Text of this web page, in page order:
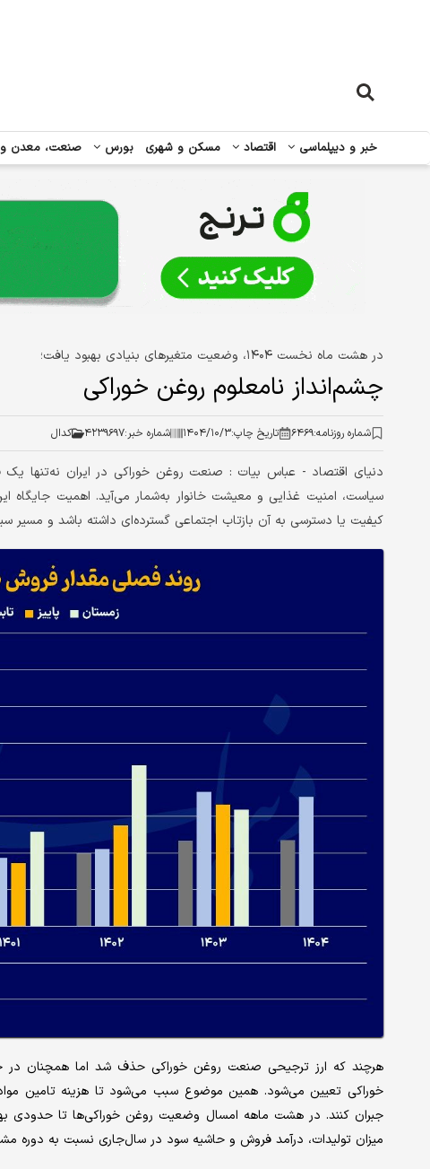
خبر و دیپلماسی اقتصاد مسکن و شهری بورس صنعت، معدن و
در هشت ماه نخست ۱۴۰۴، وضعیت متغیرهای بنیادی بهبود یافت؛
چشم‌انداز نامعلوم روغن خوراکی
شماره روزنامه:۶۴۶۹ تاریخ چاپ:۱۴۰۴/۱۰/۳ شماره خبر:۴۲۳۹۶۹۷ کدال
دنیای اقتصاد - عباس بیات : صنعت روغن خوراکی در ایران نه‌تنها یک
سیاست، امنیت غذایی و معیشت خانوار به‌شمار می‌آید. اهمیت
کیفیت یا دسترسی به آن بازتاب اجتماعی گسترده‌ای داشته باشد و مسیر
هرچند که ارز ترجیحی صنعت روغن خوراکی حذف شد اما همچنان
خوراکی تعیین می‌شود. همین موضوع سبب می‌شود تا هزینه تامین
جبران کنند. در هشت ماهه امسال وضعیت روغن خوراکی‌ها تا
میزان تولیدات، درآمد فروش و حاشیه سود در سال‌جاری نسبت به دوره